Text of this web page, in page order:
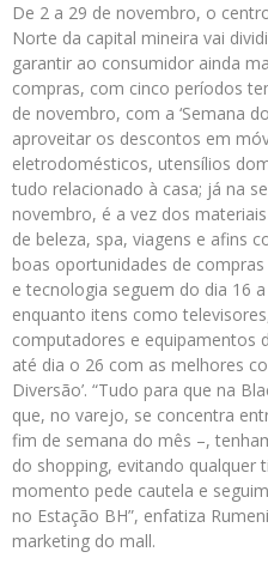
De 2 a 29 de novembro, o
Norte da capital mineira vai
garantir ao consumidor ainda
compras, com cinco períodos
de novembro, com a ‘Semana
aproveitar os descontos em
eletrodomésticos, utensílios
tudo relacionado à casa; já na
novembro, é a vez dos
de beleza, spa, viagens e afins
boas oportunidades de
e tecnologia seguem do dia 16 a
enquanto itens como
computadores e equipamentos
até dia o 26 com as melhores
Diversão’. “Tudo para que na
que, no varejo, se concentra
fim de semana do mês –,
do shopping, evitando qualquer
momento pede cautela e
no Estação BH”, enfatiza
marketing do mall.